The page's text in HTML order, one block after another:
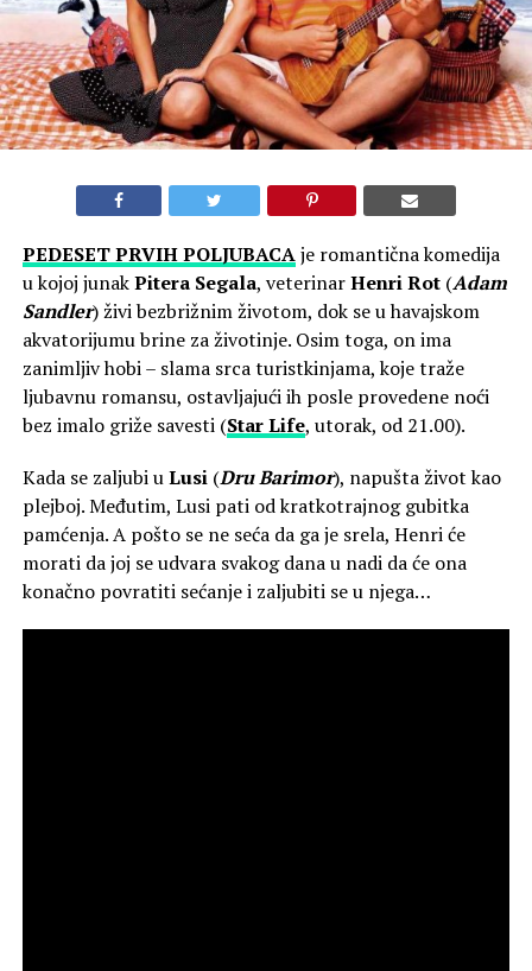
PEDESET PRVIH POLJUBACAje romantična komedija
u kojoj junakPitera Segala, veterinarHenri Rot(Adam
Sandler) živi bezbrižnim životom, dok se u havajskom
akvatorijumu brine za životinje. Osim toga, on ima
zanimljiv hobi – slama srca turistkinjama, koje traže
ljubavnu romansu, ostavljajući ih posle provedene noći
bez imalo griže savesti (Star Life, utorak, od 21.00).
Kada se zaljubi uLusi(Dru Barimor), napušta život kao
plejboj. Međutim, Lusi pati od kratkotrajnog gubitka
pamćenja. A pošto se ne seća da ga je srela, Henri će
morati da joj se udvara svakog dana u nadi da će ona
konačno povratiti sećanje i zaljubiti se u njega…